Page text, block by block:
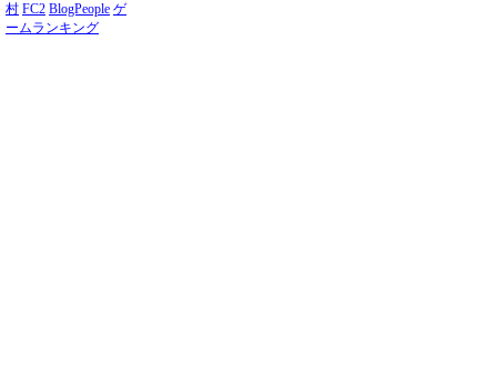
村 FC2 BlogPeople ゲ
ームランキング